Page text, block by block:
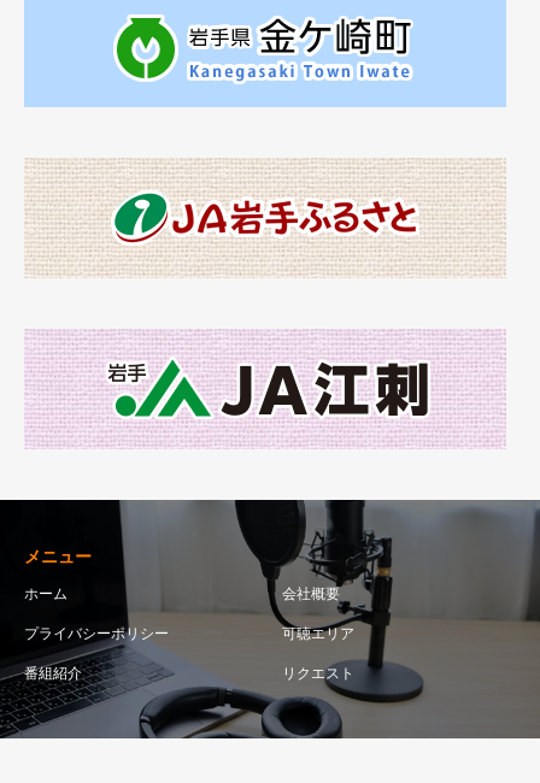
メニュー
ホーム 会社概要
プライバシーポリシー 可聴エリア
番組紹介 リクエスト